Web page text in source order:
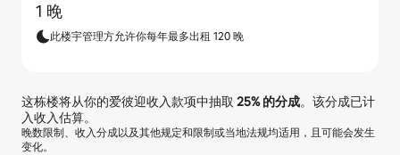
1 晚
此楼宇管理方允许你每年最多出租 120 晚
这栋楼将从你的爱彼迎收入款项中抽取 25%的分成。该分成已计
入收入估算。
晚数限制、收入分成以及其他规定和限制或当地法规均适用，且可能会发生
变化。